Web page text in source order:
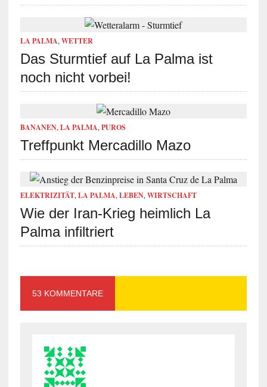
LA PALMA, WETTER
Das Sturmtief auf La Palma ist
noch nicht vorbei!
BANANEN, LA PALMA, PUROS
Treffpunkt Mercadillo Mazo
ELEKTRIZITÄT, LA PALMA, LEBEN, WIRTSCHAFT
Wie der Iran-Krieg heimlich La
Palma infiltriert
53 KOMMENTARE